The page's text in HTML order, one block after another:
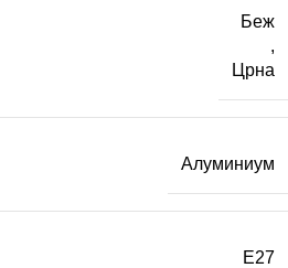
Беж
,
Црна
Алуминиум
E27